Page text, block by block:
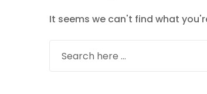
It seems we can't find what